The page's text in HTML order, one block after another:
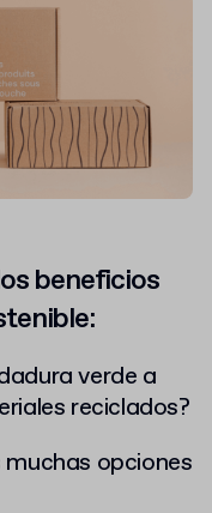
beneficios
verde a
reciclados?
opciones